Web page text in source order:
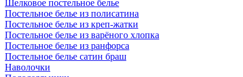
Шелковое постельное белье
Постельное белье из полисатина
Постельное белье из креп-жатки
Постельное белье из варёного хлопка
Постельное белье из ранфорса
Постельное белье сатин браш
Наволочки